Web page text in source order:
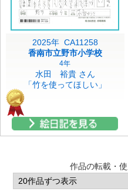
2025年 CA11258
香南市立野市小学校
4年
水田 裕貴 さん
「竹を使ってほしい」
作品の転載・使